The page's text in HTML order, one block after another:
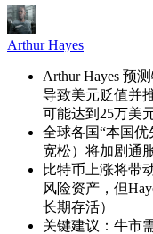
Arthur Hayes
Arthur Hayes 预
导致美元贬值并
可能达到25万美
全球各国“本国
宽松）将加剧通
比特币上涨将带
风险资产，但
长期存活）
关键建议：牛市